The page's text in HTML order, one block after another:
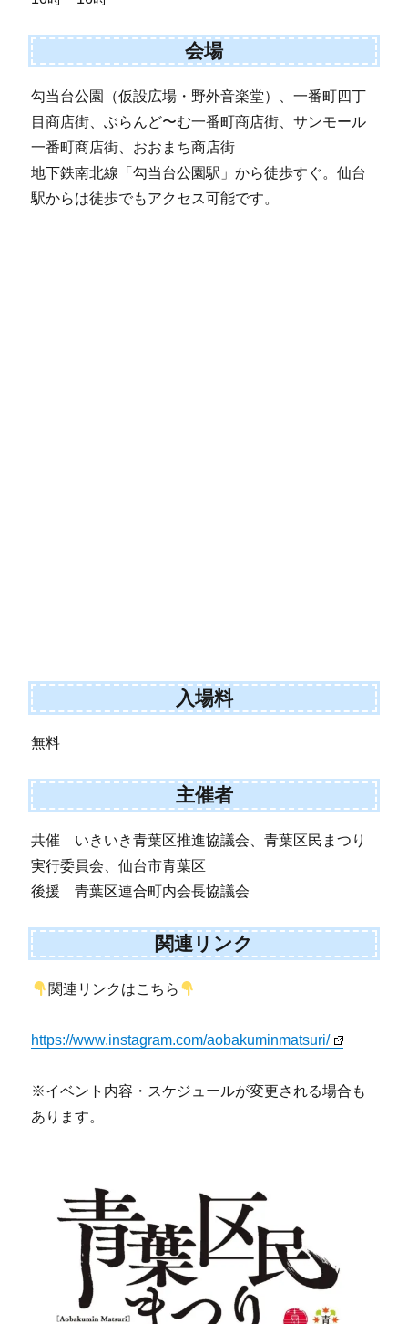
会場
勾当台公園（仮設広場・野外音楽堂）、一番町四丁
目商店街、ぶらんど〜む一番町商店街、サンモール
一番町商店街、おおまち商店街
地下鉄南北線「勾当台公園駅」から徒歩すぐ。仙台
駅からは徒歩でもアクセス可能です。
入場料
無料
主催者
共催 いきいき青葉区推進協議会、青葉区民まつり
実行委員会、仙台市青葉区
後援 青葉区連合町内会長協議会
関連リンク
関連リンクはこちら
https://www.instagram.com/aobakuminmatsuri/
※イベント内容・スケジュールが変更される場合も
あります。